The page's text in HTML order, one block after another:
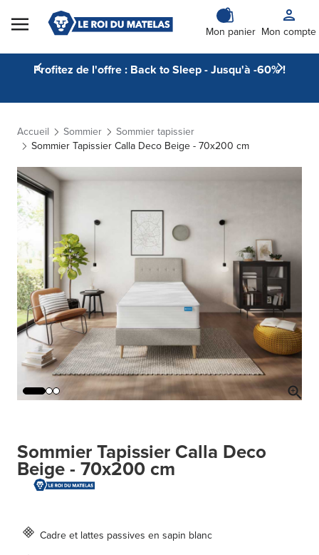
Skip to Content
Mon panier Mon compte
Profitez de l'offre : Back to Sleep - Jusqu'à -60% !
Accueil Sommier
Sommier tapissier
Sommier Tapissier Calla Deco Beige - 70x200 cm
Sommier Tapissier Calla Deco
Beige - 70x200 cm
Cadre et lattes passives en sapin blanc